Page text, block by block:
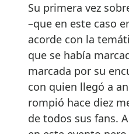
Su primera vez
–que en este caso
acorde con la
que se había
marcada por su
con quien llegó a
rompió hace diez
de todos sus fans.